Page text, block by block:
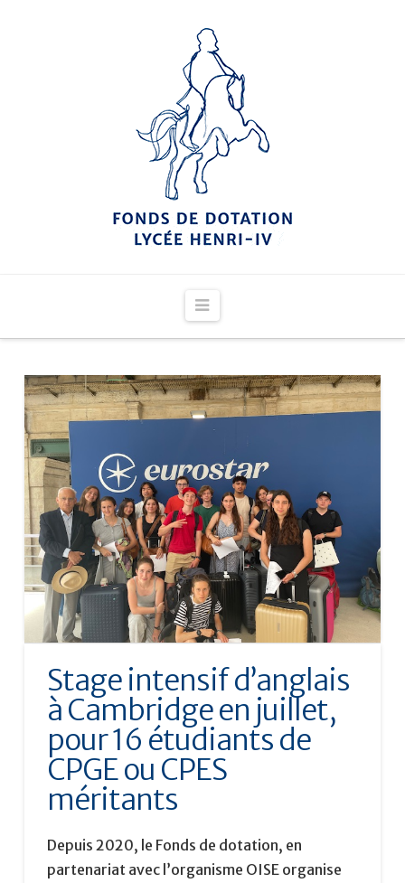
Navigation
Stage intensif d’anglais
à Cambridge en juillet,
pour 16 étudiants de
CPGE ou CPES
méritants
Depuis 2020, le Fonds de dotation, en
partenariat avec l’organisme OISE organise